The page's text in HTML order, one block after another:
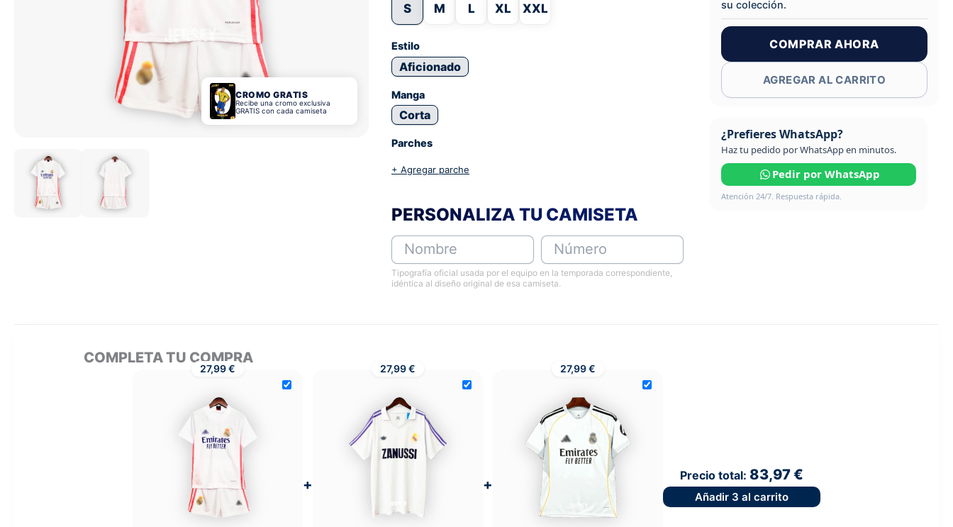
CROMO GRATIS
Recibe una cromo exclusiva
GRATIS con cada camiseta
S M L XL XXL
Estilo
Aficionado
Manga
Corta
Parches
+ Agregar parche
PERSONALIZA TU CAMISETA
Nombre Número
Tipografía oficial usada por el equipo en la temporada correspondiente,
idéntica al diseño original de esa camiseta.
su colección.
COMPRAR AHORA
AGREGAR AL CARRITO
¿Prefieres WhatsApp?
Haz tu pedido por WhatsApp en minutos.
Pedir por WhatsApp
Atención 24/7. Respuesta rápida.
COMPLETA TU COMPRA
27,99 €
+
27,99 €
+
27,99 €
Precio total: 83,97 €
Añadir 3 al carrito